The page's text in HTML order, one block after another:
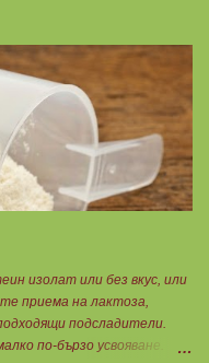
изолат или без вкус, или
приема на лактоза,
подсладители.
по-бързо усвояване.